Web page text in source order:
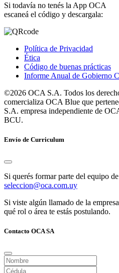
Si todavía no tenés la App OCA
escaneá el código y descargala:
Política de Privacidad
Ética
Código de buenas prácticas
Informe Anual de Gobierno
©2026 OCA S.A. Todos los
comercializa OCA Blue que
S.A. empresa independiente de
BCU.
Envío de Curriculum
Si querés formar parte del equipo
seleccion@oca.com.uy
Si viste algún llamado de la
qué rol o área te estás postulando.
Contacto OCA SA